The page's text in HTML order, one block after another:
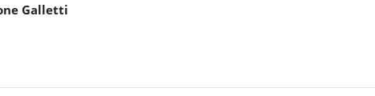
Galletti